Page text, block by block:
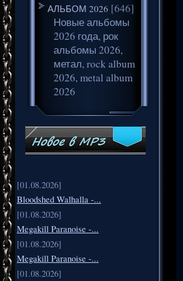
АЛЬБОМ 2026 [646]
Новые альбомы
2026 года, рок
альбомы 2026,
метал, rock album
2026, metal album
2026
[01.08.2026]
Bloodshed Walhalla -...
[01.08.2026]
Megakill Paranoise -...
[01.08.2026]
Megakill Paranoise -...
[01.08.2026]